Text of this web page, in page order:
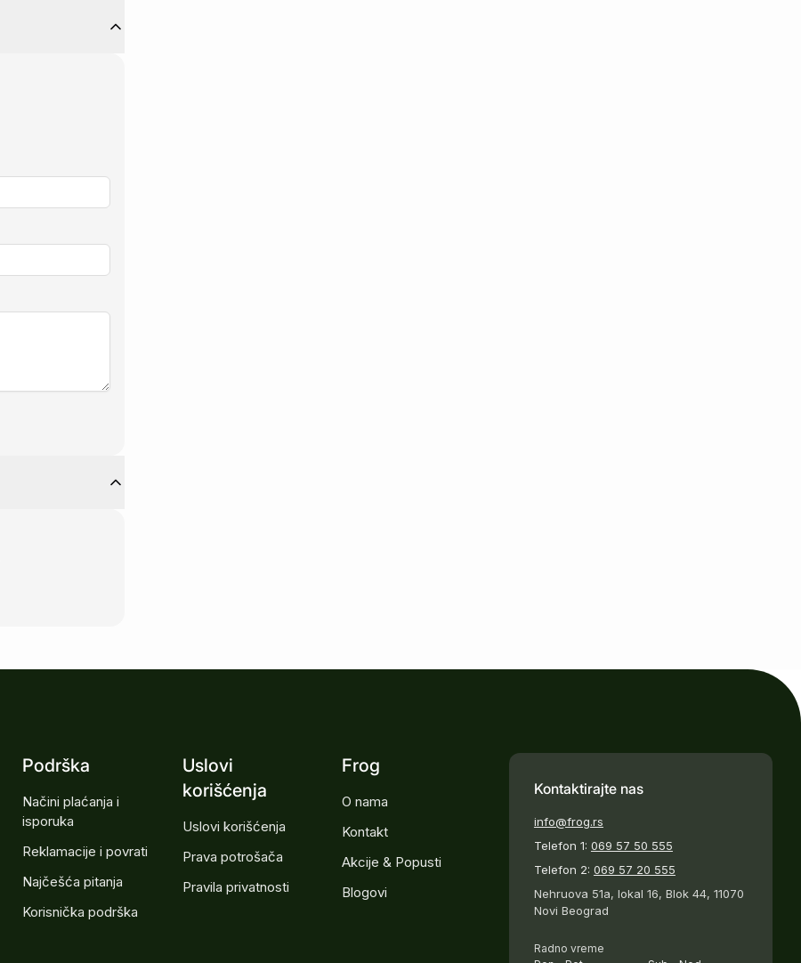
Podrška
Načini plaćanja i
isporuka
Reklamacije i povrati
Najčešća pitanja
Korisnička podrška
Uslovi
korišćenja
Uslovi korišćenja
Prava potrošača
Pravila privatnosti
Frog
O nama
Kontakt
Akcije & Popusti
Blogovi
Kontaktirajte nas
info@frog.rs
Telefon 1: 069 57 50 555
Telefon 2: 069 57 20 555
Nehruova 51a, lokal 16, Blok 44, 11070
Novi Beograd
Radno vreme